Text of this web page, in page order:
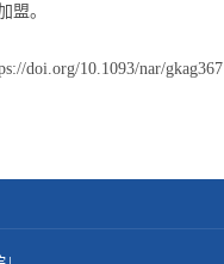
盟。
doi.org/10.1093/nar/gkag367